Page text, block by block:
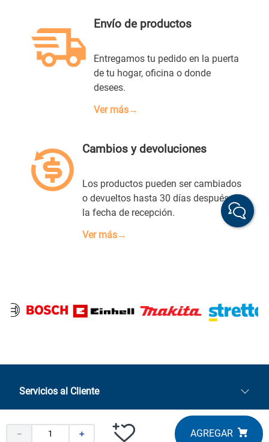
＋
－
Envío de productos
Entregamos tu pedido en la puerta
de tu hogar, oficina o donde
desees.
Ver más→
Cambios y devoluciones
Los productos pueden ser cambiados
o devueltos hasta 30 días después de
la fecha de recepción.
Ver más→
Servicios al Cliente
Quiénes somos
Sucursales
Tiendas y servicios